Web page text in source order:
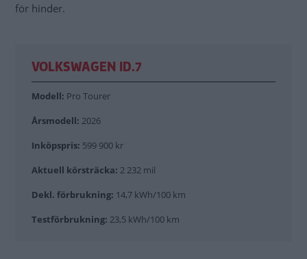
för hinder.
VOLKSWAGEN ID.7
Modell: Pro Tourer
Årsmodell: 2026
Inköpspris: 599 900 kr
Aktuell körsträcka: 2 232 mil
Dekl. förbrukning: 14,7 kWh/100 km
Testförbrukning: 23,5 kWh/100 km